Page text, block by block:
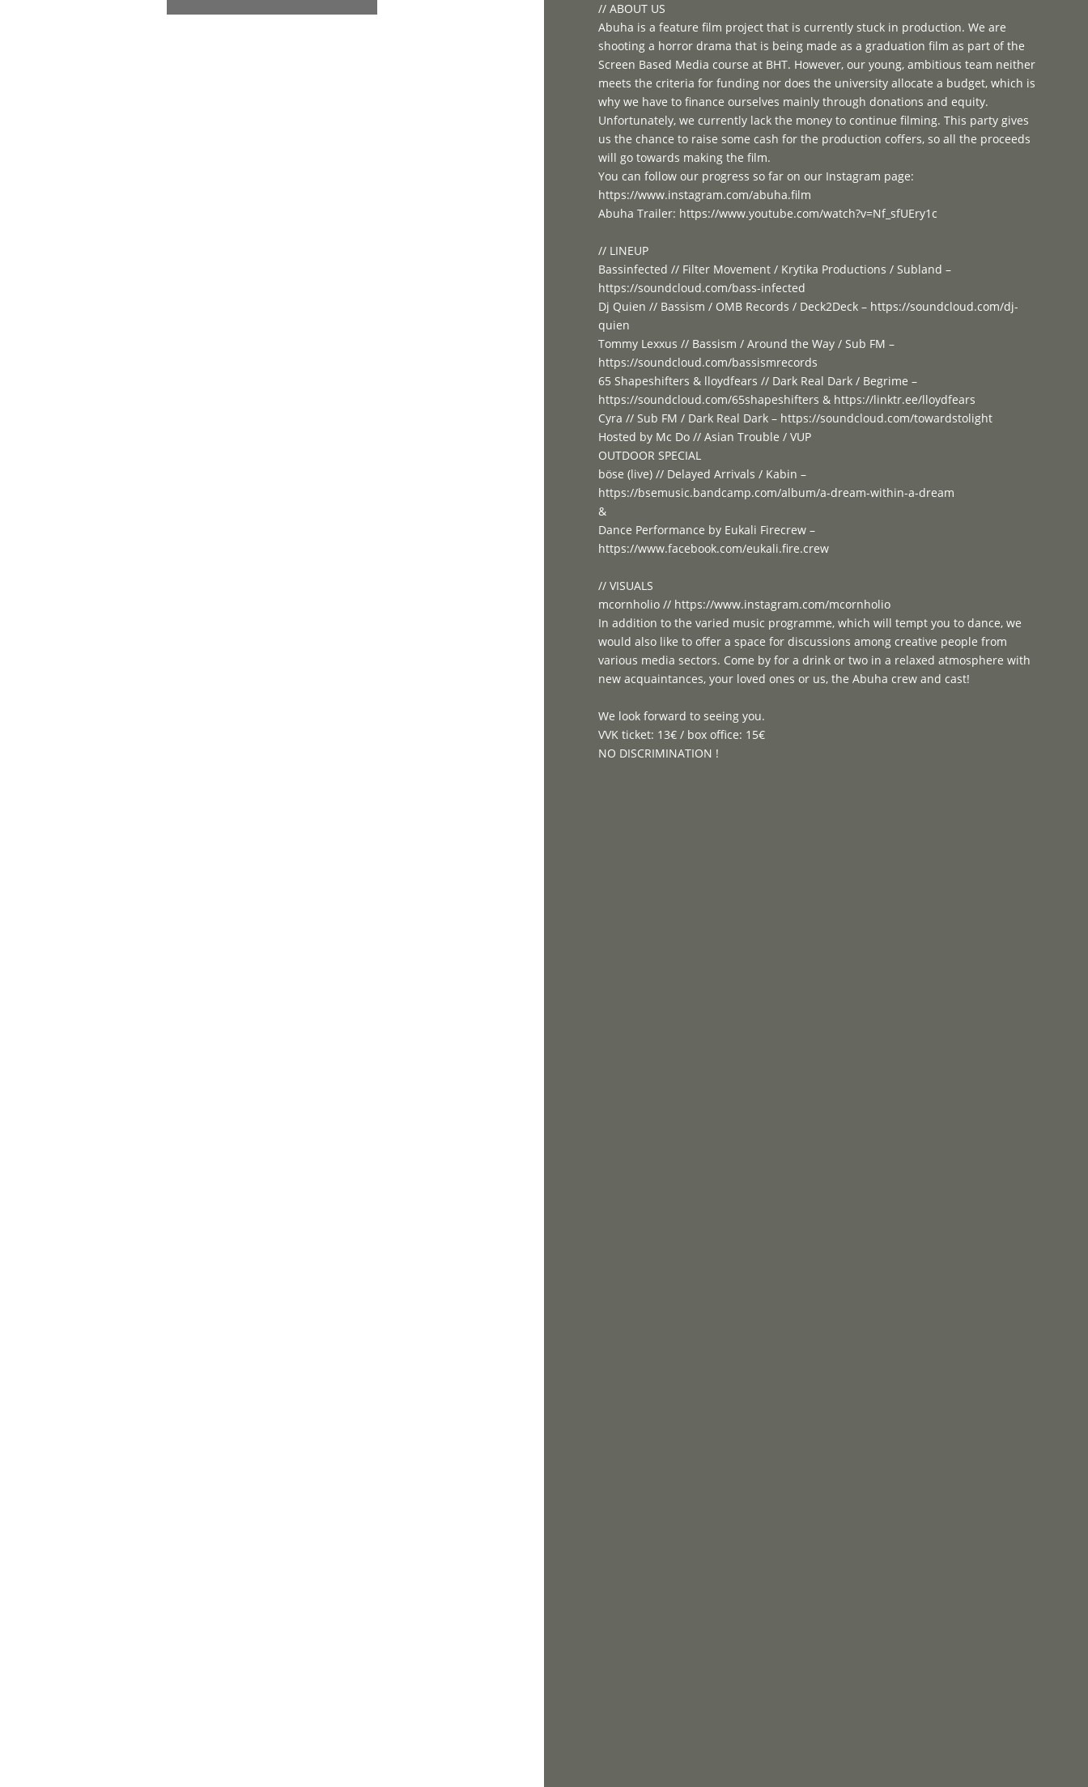
// ABOUT US
Abuha is a feature film project that is currently stuck in production. We are
shooting a horror drama that is being made as a graduation film as part of the
Screen Based Media course at BHT. However, our young, ambitious team neither
meets the criteria for funding nor does the university allocate a budget, which is
why we have to finance ourselves mainly through donations and equity.
Unfortunately, we currently lack the money to continue filming. This party gives
us the chance to raise some cash for the production coffers, so all the proceeds
will go towards making the film.
You can follow our progress so far on our Instagram page:
https://www.instagram.com/abuha.film
Abuha Trailer: https://www.youtube.com/watch?v=Nf_sfUEry1c
// LINEUP
Bassinfected // Filter Movement / Krytika Productions / Subland –
https://soundcloud.com/bass-infected
Dj Quien // Bassism / OMB Records / Deck2Deck – https://soundcloud.com/dj-
quien
Tommy Lexxus // Bassism / Around the Way / Sub FM –
https://soundcloud.com/bassismrecords
65 Shapeshifters & lloydfears // Dark Real Dark / Begrime –
https://soundcloud.com/65shapeshifters & https://linktr.ee/lloydfears
Cyra // Sub FM / Dark Real Dark – https://soundcloud.com/towardstolight
Hosted by Mc Do // Asian Trouble / VUP
OUTDOOR SPECIAL
böse (live) // Delayed Arrivals / Kabin –
https://bsemusic.bandcamp.com/album/a-dream-within-a-dream
&
Dance Performance by Eukali Firecrew –
https://www.facebook.com/eukali.fire.crew
// VISUALS
mcornholio // https://www.instagram.com/mcornholio
In addition to the varied music programme, which will tempt you to dance, we
would also like to offer a space for discussions among creative people from
various media sectors. Come by for a drink or two in a relaxed atmosphere with
new acquaintances, your loved ones or us, the Abuha crew and cast!
We look forward to seeing you.
VVK ticket: 13€ / box office: 15€
NO DISCRIMINATION !